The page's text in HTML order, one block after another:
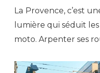
La Provence, c’est
lumière qui séduit
moto. Arpenter ses